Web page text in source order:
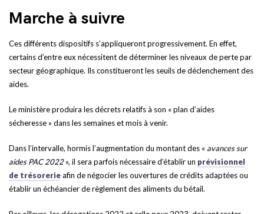
Marche à suivre
Ces différents dispositifs s’appliqueront progressivement. En effet,
certains d’entre eux nécessitent de déterminer les niveaux de perte par
secteur géographique. Ils constitueront les seuils de déclenchement des
aides.
Le ministère produira les décrets relatifs à son « plan d’aides
sécheresse » dans les semaines et mois à venir.
Dans l’intervalle, hormis l’augmentation du montant des « avances sur
aides PAC 2022», il sera parfois nécessaire d’établir un prévisionnel
de trésorerieafin de négocier les ouvertures de crédits adaptées ou
établir un échéancier de règlement des aliments du bétail.